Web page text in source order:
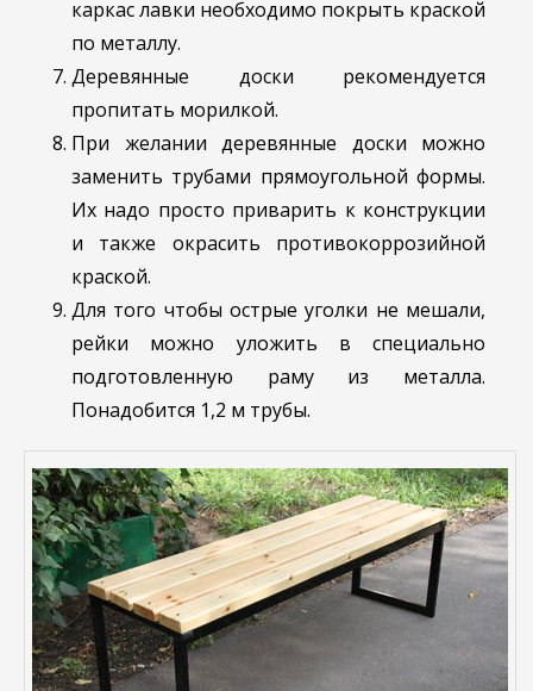
каркас лавки необходимо покрыть краской
по металлу.
Деревянные доски рекомендуется
пропитать морилкой.
При желании деревянные доски можно
заменить трубами прямоугольной формы.
Их надо просто приварить к конструкции
и также окрасить противокоррозийной
краской.
Для того чтобы острые уголки не мешали,
рейки можно уложить в специально
подготовленную раму из металла.
Понадобится 1,2 м трубы.